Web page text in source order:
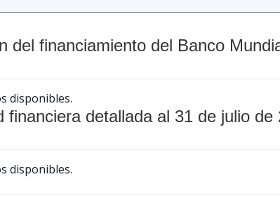
del financiamiento del Banco
disponibles.
financiera detallada al 31 de julio de
disponibles.